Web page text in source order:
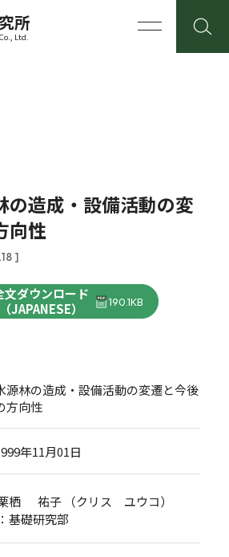
所
Ltd.
の造成・設備活動の変
向性
]
文ダウンロード
（JAPANESE）
190.1KB
源林の造成・設備活動の変遷と今後
方向性
年11月01日
栖 祐子 （クリス ユウコ）
：基礎研究部